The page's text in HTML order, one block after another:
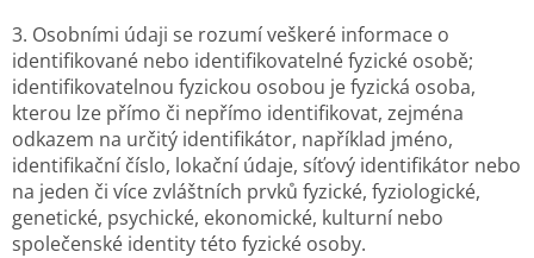
3. Osobními údaji se rozumí veškeré informace o
identifikované nebo identifikovatelné fyzické osobě;
identifikovatelnou fyzickou osobou je fyzická osoba,
kterou lze přímo či nepřímo identifikovat, zejména
odkazem na určitý identifikátor, například jméno,
identifikační číslo, lokační údaje, síťový identifikátor nebo
na jeden či více zvláštních prvků fyzické, fyziologické,
genetické, psychické, ekonomické, kulturní nebo
společenské identity této fyzické osoby.